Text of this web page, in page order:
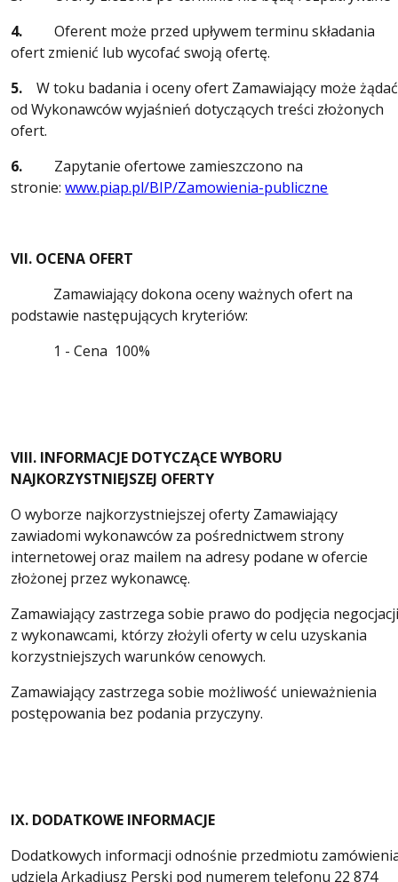
4. Oferent może przed upływem terminu składania
ofert zmienić lub wycofać swoją ofertę.
5. W toku badania i oceny ofert Zamawiający może żądać
od Wykonawców wyjaśnień dotyczących treści złożonych
ofert.
6. Zapytanie ofertowe zamieszczono na
stronie:www.piap.pl/BIP/Zamowienia-publiczne
VII. OCENA OFERT
Zamawiający dokona oceny ważnych ofert na
podstawie następujących kryteriów:
1 - Cena 100%
VIII. INFORMACJE DOTYCZĄCE WYBORU
NAJKORZYSTNIEJSZEJ OFERTY
O wyborze najkorzystniejszej oferty Zamawiający
zawiadomi wykonawców za pośrednictwem strony
internetowej oraz mailem na adresy podane w ofercie
złożonej przez wykonawcę.
Zamawiający zastrzega sobie prawo do podjęcia
z wykonawcami, którzy złożyli oferty w celu uzyskania
korzystniejszych warunków cenowych.
Zamawiający zastrzega sobie możliwość unieważnienia
postępowania bez podania przyczyny.
IX. DODATKOWE INFORMACJE
Dodatkowych informacji odnośnie przedmiotu
udziela Arkadiusz Perski pod numerem telefonu 22 874